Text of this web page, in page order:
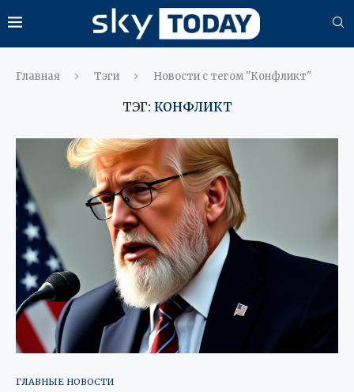
Главная Тэги Новости с тегом "Конфликт"
ТЭГ: КОНФЛИКТ
ГЛАВНЫЕ НОВОСТИ